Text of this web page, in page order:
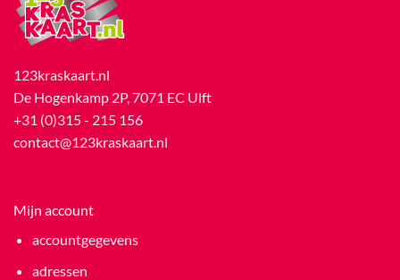
123kraskaart.nl
De Hogenkamp 2P, 7071 EC Ulft
+31 (0)315 - 215 156
contact@123kraskaart.nl
Mijn account
accountgegevens
adressen